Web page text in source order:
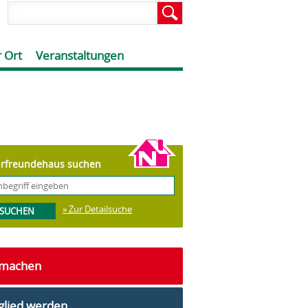
Ort Veranstaltungen
suchen
» Zur Detailsuche